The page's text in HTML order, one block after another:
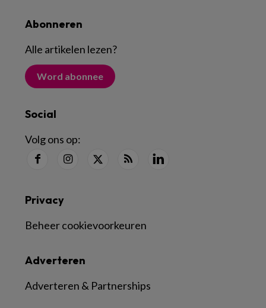
Abonneren
Alle artikelen lezen?
Word abonnee
Social
Volg ons op:
Adverteren
Adverteren & Partnerships
Privacy
Beheer cookievoorkeuren